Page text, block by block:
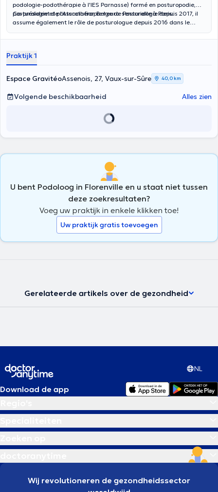
podologie-podothérapie à l'IES Parnasse) formé en posturopodie,
posturologie et posturothérapie neuro-sensorielle à Paris.
Co-président de l’Association Belge de Posturologie depuis 2017, il
assume également le rôle de posturologue depuis 2016 dans le
consultations à deux adresses situées à Jemeppe-sur-Meuse et à
Praktijk 1
Espace GravitéoAssenois, 27, Vaux-sur-Sûre 40,0 km
Volgende beschikbaarheid Alles zien
U bent Podoloog in Florenville en u staat niet tussen
deze zoekresultaten?
Voeg uw praktijk in enkele klikken toe!
Uw praktijk gratis toevoegen
Gerelateerde artikels over de gezondheid
NL
Download de app
Wij revolutioneren de gezondheidssector